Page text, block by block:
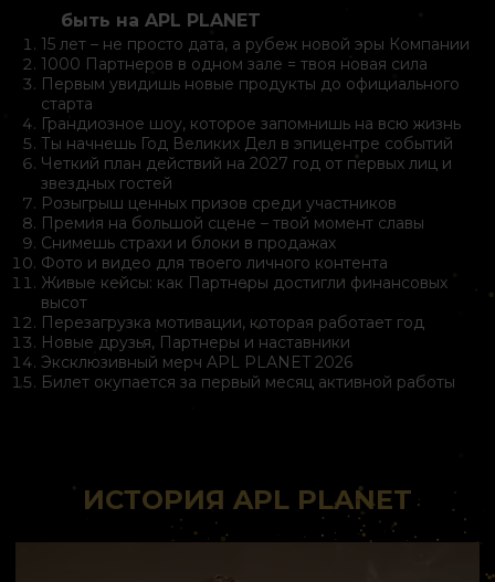
быть на APL PLANET
15 лет – не просто дата, а рубеж новой эры Компании
1000 Партнеров в одном зале = твоя новая сила
Первым увидишь новые продукты до официального
старта
Грандиозное шоу, которое запомнишь на всю жизнь
Ты начнешь Год Великих Дел в эпицентре событий
Четкий план действий на 2027 год от первых лиц и
звездных гостей
Розыгрыш ценных призов среди участников
Премия на большой сцене – твой момент славы
Снимешь страхи и блоки в продажах
Фото и видео для твоего личного контента
Живые кейсы: как Партнеры достигли финансовых
высот
Перезагрузка мотивации, которая работает год
Новые друзья, Партнеры и наставники
Эксклюзивный мерч APL PLANET 2026
Билет окупается за первый месяц активной работы
ИСТОРИЯ APL PLANET